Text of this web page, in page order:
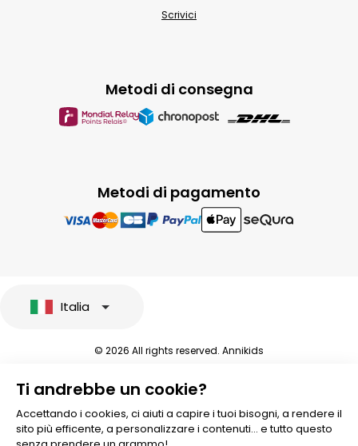
Metodi di pagamento
Metodi di consegna
Scrivici
Ti andrebbe un cookie?
Accettando i cookies, ci aiuti a capire i tuoi bisogni, a rendere il
sito più efficente, a personalizzare i contenuti... e tutto questo
Italia
© 2026 All rights reserved. Annikids